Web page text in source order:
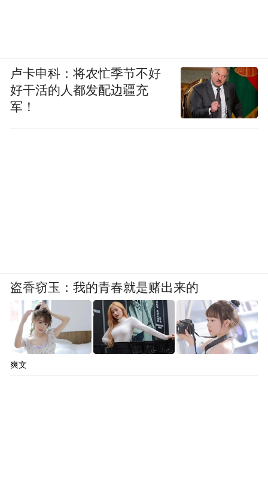
卢卡申科：将农忙季节不好
好干活的人都发配边疆充
军！
盗香窃玉：我的青春就是赌出来的
爽文